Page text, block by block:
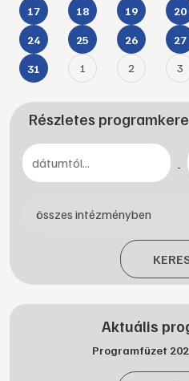
17 18 19 20
24 25 26 27
31 1 2 3
Részletes
-
Aktuális
Programfüzet